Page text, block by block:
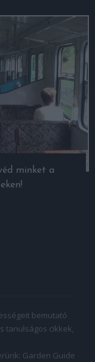
minket a
bemutató
tanulságos cikkek,
Garden Guide